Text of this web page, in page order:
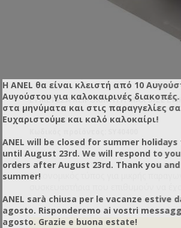
ΕΤΙΚΕΤΈΖΑ ΧΕΙΡΟΚΊΝΗΤΗ MAX SIZE
Οικονομικός τύπος για μικρής
συσκευασμένο προϊόν. Απλή
ρεύμα. Η ετικέτα ξετυλίγεται και
ενώ ταυτόχρονα μαζεύεται το άδειο χαρτί. Αυτά με
Η ANEL θα είναι κλειστή από 10
Αυγούστου για καλοκαιρινές
στα μηνύματα και στις παραγγελίες
Ευχαριστούμε και καλό καλοκαίρι!
ANEL will be closed for summer
until August 23rd. We will respond to
orders after August 23rd. Thank you
summer!
ANEL sarà chiusa per le vacanze estive
agosto. Risponderemo ai vostri
agosto. Grazie e buona estate!